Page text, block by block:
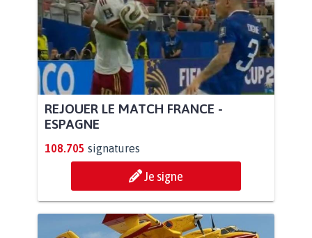
REJOUER LE MATCH FRANCE -
ESPAGNE
108.705 signatures
Je signe